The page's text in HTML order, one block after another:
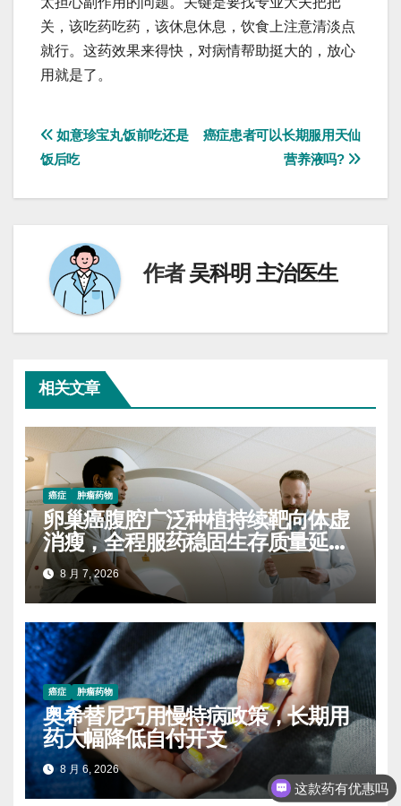
关，该吃药吃药，该休息休息，饮食上注意清淡点
就行。这药效果来得快，对病情帮助挺大的，放心
用就是了。
文
章
航
癌症患者可以长期服用天仙
营养液吗?
如意珍宝丸饭前吃还是
饭后吃
作者吴科明 主治医生
相关文章
癌症 肿瘤药物
卵巢癌腹腔广泛种植持续靶向体虚
消瘦，全程服药稳固生存质量延缓
进展
8 月 7, 2026
癌症 肿瘤药物
奥希替尼巧用慢特病政策，长期用
药大幅降低自付开支
8 月 6, 2026
这款药有优惠吗